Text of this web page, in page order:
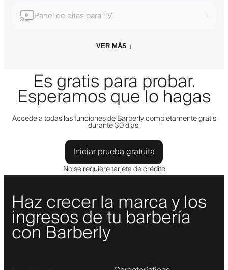
Panel de citas para TV ›
VER MÁS ↓
Es gratis para probar.
Esperamos que lo hagas
Accede a todas las funciones de Barberly completamente gratis
durante 30 días.
Iniciar prueba gratuita
No se requiere tarjeta de crédito
Haz crecer la marca y los
ingresos de tu barbería
con Barberly